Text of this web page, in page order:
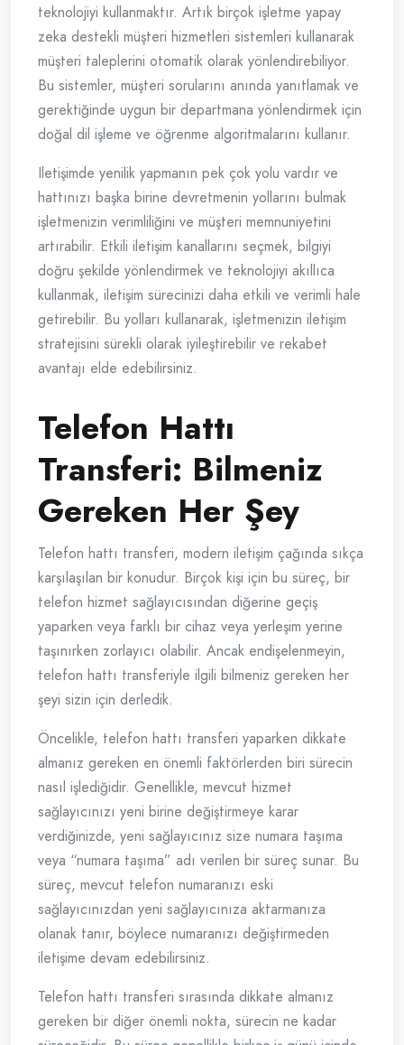
teknolojiyi kullanmaktır. Artık birçok işletme yapay
zeka destekli müşteri hizmetleri sistemleri kullanarak
müşteri taleplerini otomatik olarak yönlendirebiliyor.
Bu sistemler, müşteri sorularını anında yanıtlamak ve
gerektiğinde uygun bir departmana yönlendirmek için
doğal dil işleme ve öğrenme algoritmalarını kullanır.
Iletişimde yenilik yapmanın pek çok yolu vardır ve
hattınızı başka birine devretmenin yollarını bulmak
işletmenizin verimliliğini ve müşteri memnuniyetini
artırabilir. Etkili iletişim kanallarını seçmek, bilgiyi
doğru şekilde yönlendirmek ve teknolojiyi akıllıca
kullanmak, iletişim sürecinizi daha etkili ve verimli hale
getirebilir. Bu yolları kullanarak, işletmenizin iletişim
stratejisini sürekli olarak iyileştirebilir ve rekabet
avantajı elde edebilirsiniz.
Telefon Hattı
Transferi: Bilmeniz
Gereken Her Şey
Telefon hattı transferi, modern iletişim çağında sıkça
karşılaşılan bir konudur. Birçok kişi için bu süreç, bir
telefon hizmet sağlayıcısından diğerine geçiş
yaparken veya farklı bir cihaz veya yerleşim yerine
taşınırken zorlayıcı olabilir. Ancak endişelenmeyin,
telefon hattı transferiyle ilgili bilmeniz gereken her
şeyi sizin için derledik.
Öncelikle, telefon hattı transferi yaparken dikkate
almanız gereken en önemli faktörlerden biri sürecin
nasıl işlediğidir. Genellikle, mevcut hizmet
sağlayıcınızı yeni birine değiştirmeye karar
verdiğinizde, yeni sağlayıcınız size numara taşıma
veya “numara taşıma” adı verilen bir süreç sunar. Bu
süreç, mevcut telefon numaranızı eski
sağlayıcınızdan yeni sağlayıcınıza aktarmanıza
olanak tanır, böylece numaranızı değiştirmeden
iletişime devam edebilirsiniz.
Telefon hattı transferi sırasında dikkate almanız
gereken bir diğer önemli nokta, sürecin ne kadar